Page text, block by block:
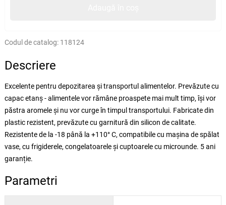
Codul de catalog: 118124
Descriere
Excelente pentru depozitarea și transportul alimentelor. Prevăzute cu
capac etanș - alimentele vor rămâne proaspete mai mult timp, își vor
păstra aromele și nu vor curge în timpul transportului. Fabricate din
plastic rezistent, prevăzute cu garnitură din silicon de calitate.
Rezistente de la -18 până la +110° C, compatibile cu mașina de spălat
vase, cu frigiderele, congelatoarele și cuptoarele cu microunde. 5 ani
garanție.
Parametri